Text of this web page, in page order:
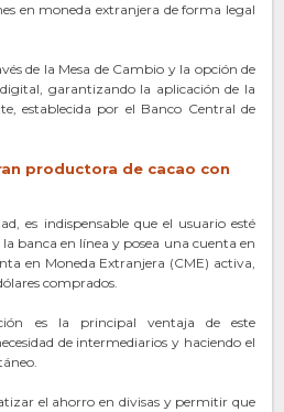
en moneda extranjera de forma legal
de la Mesa de Cambio y la opción de
garantizando la aplicación de la
establecida por el Banco Central de
an productora de cacao con
es indispensable que el usuario esté
banca en línea y posea una cuenta en
en Moneda Extranjera (CME) activa,
comprados.
es la principal ventaja de este
de intermediarios y haciendo el
el ahorro en divisas y permitir que